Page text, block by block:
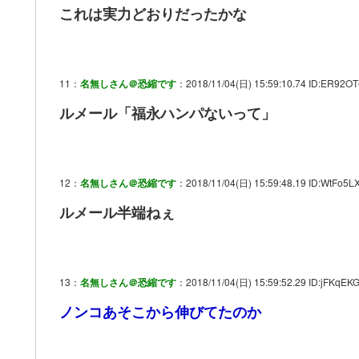
これは実力どおりだったかな
11： 名無しさん＠恐縮です ：2018/11/04(日) 15:59:10.74
ルメール「福永ハンパないって」
12： 名無しさん＠恐縮です ：2018/11/04(日) 15:59:48.19
ルメール半端ねぇ
13： 名無しさん＠恐縮です ：2018/11/04(日) 15:59:52.29
ノンコあそこから伸びてたのか